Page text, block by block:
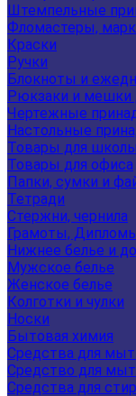
Штемпельные
Фломастеры,
Краски
Ручки
Блокноты и
Рюкзаки и мешки
Чертежные
Настольные
Товары для школы
Товары для офиса
Папки, сумки и
Тетради
Стержни, чернила
Грамоты,
Нижнее белье и
Мужское белье
Женское белье
Колготки и чулки
Носки
Бытовая химия
Средства для
Средство для
Средства для